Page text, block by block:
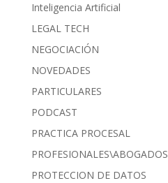
Inteligencia Artificial
LEGAL TECH
NEGOCIACIÓN
NOVEDADES
PARTICULARES
PODCAST
PRACTICA PROCESAL
PROFESIONALES\ABOGADOS
PROTECCION DE DATOS